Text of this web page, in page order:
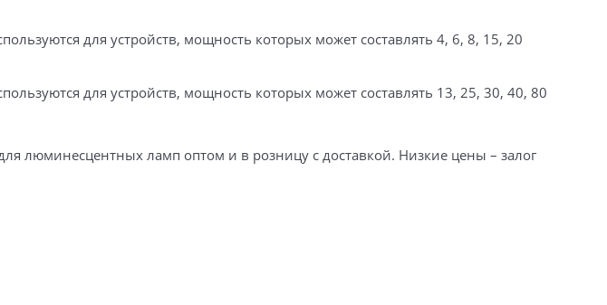
для устройств, мощность которых может составлять 4, 6, 8, 15, 20
для устройств, мощность которых может составлять 13, 25, 30, 40, 80
люминесцентных ламп оптом и в розницу с доставкой. Низкие цены – залог